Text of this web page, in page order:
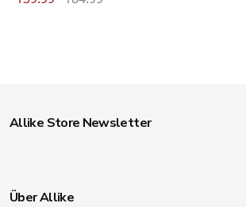
Allike Store Newsletter
Über Allike